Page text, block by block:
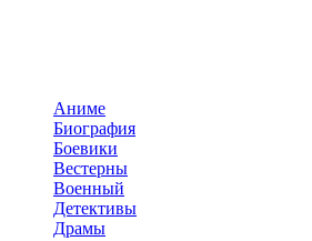
Аниме
Биография
Боевики
Вестерны
Военный
Детективы
Драмы